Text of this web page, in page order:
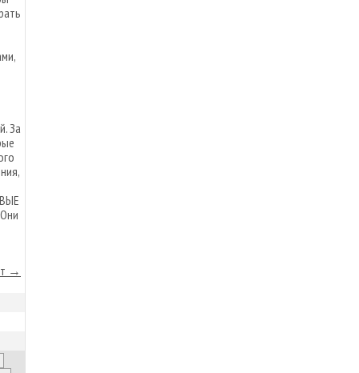
За
→